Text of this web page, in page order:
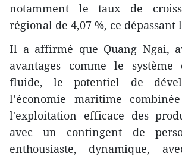
notamment le taux de
régional de 4,07 %, ce
Il a affirmé que Quang Ngai,
avantages comme le système
fluide, le potentiel de
l’économie maritime
l'exploitation efficace des
avec un contingent de
enthousiaste, dynamique,